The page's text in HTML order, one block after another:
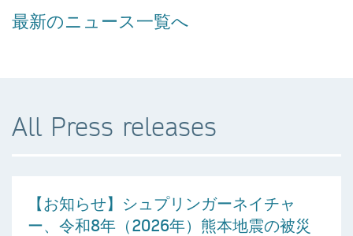
最新のニュース一覧へ
All Press releases
【お知らせ】シュプリンガーネイチャ
ー、令和8年（2026年）熊本地震の被災